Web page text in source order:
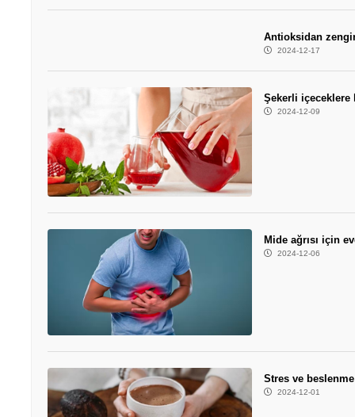
Antioksidan
2024-12-17
Şekerli içeceklere
2024-12-09
Mide ağrısı için
2024-12-06
Stres ve
2024-12-01